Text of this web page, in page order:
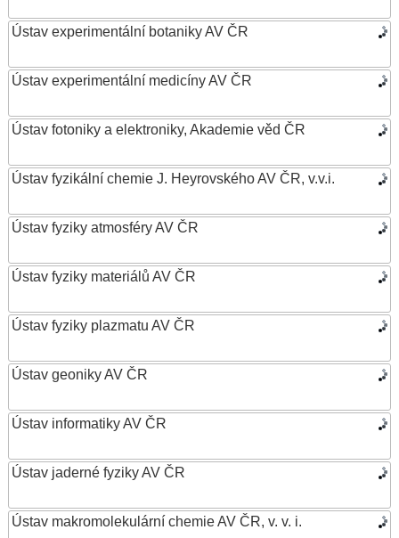
Ústav experimentální botaniky AV ČR
Ústav experimentální medicíny AV ČR
Ústav fotoniky a elektroniky, Akademie věd ČR
Ústav fyzikální chemie J. Heyrovského AV ČR, v.v.i.
Ústav fyziky atmosféry AV ČR
Ústav fyziky materiálů AV ČR
Ústav fyziky plazmatu AV ČR
Ústav geoniky AV ČR
Ústav informatiky AV ČR
Ústav jaderné fyziky AV ČR
Ústav makromolekulární chemie AV ČR, v. v. i.